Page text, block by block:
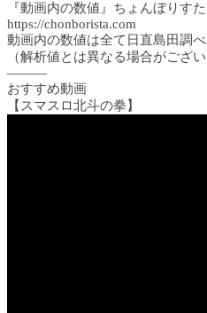
『動画内の数値』ちょんぼりすた
https://chonborista.com
動画内の数値は全て日直島田調べ
（解析値とは異なる場合がござ
———
おすすめ動画
【スマスロ北斗の拳】